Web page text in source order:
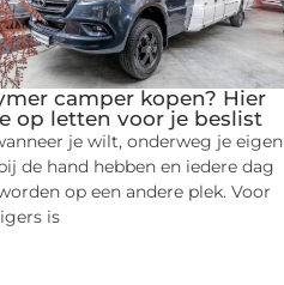
camper kopen? Hier
op letten voor je beslist
je wilt, onderweg je eigen
de hand hebben en iedere dag
op een andere plek. Voor
is